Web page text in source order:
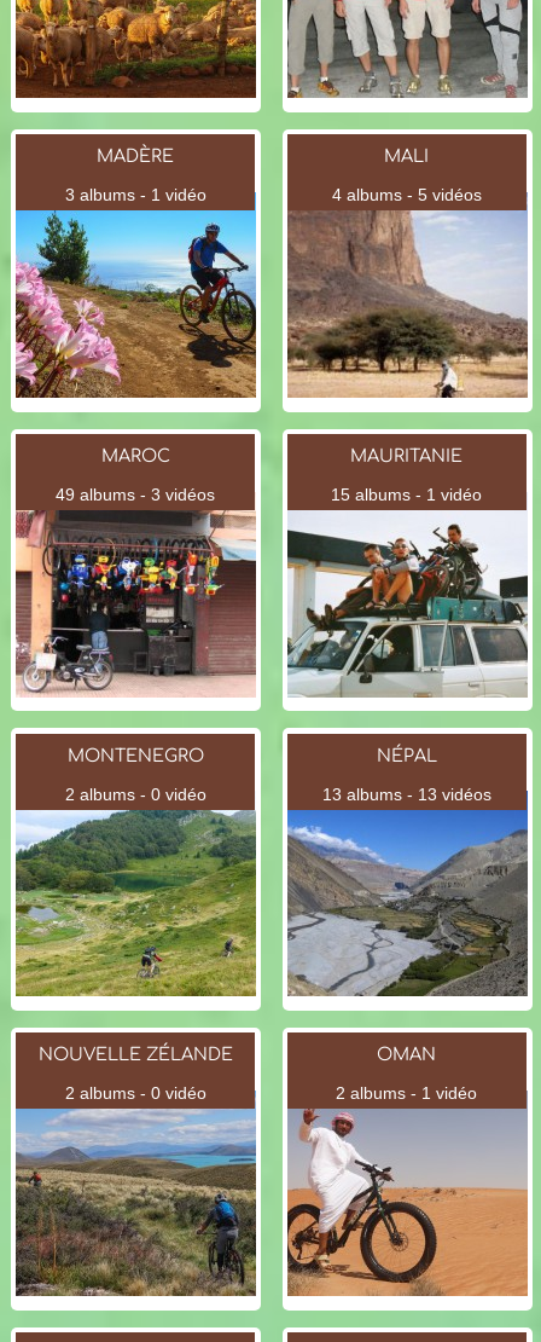
MADÈRE
3 albums - 1 vidéo
MALI
4 albums - 5 vidéos
MAROC
49 albums - 3 vidéos
MAURITANIE
15 albums - 1 vidéo
MONTENEGRO
2 albums - 0 vidéo
NÉPAL
13 albums - 13 vidéos
NOUVELLE ZÉLANDE
2 albums - 0 vidéo
OMAN
2 albums - 1 vidéo